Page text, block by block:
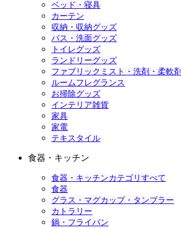
ベッド・寝具
カーテン
収納・収納グッズ
バス・洗面グッズ
トイレグッズ
ランドリーグッズ
ファブリックミスト・洗剤・柔軟剤
ルームフレグランス
お掃除グッズ
インテリア雑貨
家具
家電
テキスタイル
食器・キッチン
食器・キッチンカテゴリすべて
食器
グラス・マグカップ・タンブラー
カトラリー
鍋・フライパン